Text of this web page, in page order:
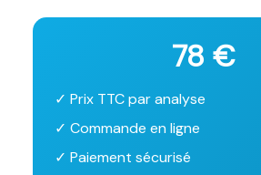
78 €
✓ Prix TTC par analyse
✓ Commande en ligne
✓ Paiement sécurisé